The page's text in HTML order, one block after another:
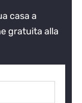
casa a
gratuita alla